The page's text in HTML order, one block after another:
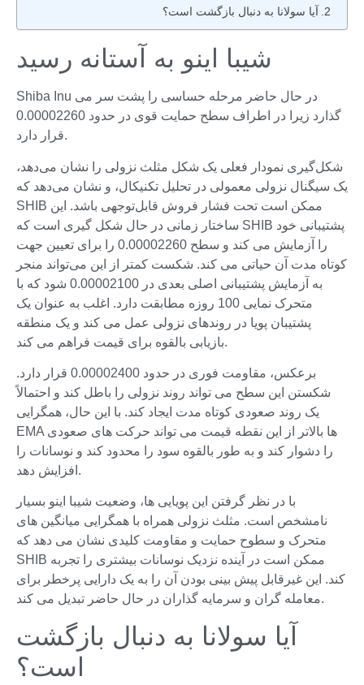
آیا سولانا به دنبال بازگشت است؟
شیبا اینو به آستانه رسید
Shiba Inu در حال حاضر مرحله حساسی را پشت سر می
گذارد زیرا در اطراف سطح حمایت قوی در حدود 0.00002260
قرار دارد.
شکل‌گیری نمودار فعلی یک شکل مثلث نزولی را نشان می‌دهد،
یک سیگنال نزولی معمولی در تحلیل تکنیکال، و نشان می‌دهد که
SHIB ممکن است تحت فشار فروش قابل‌توجهی باشد. این
ساختار زمانی در حال شکل گیری است که SHIB پشتیبانی خود
را آزمایش می کند و سطح 0.00002260 را برای تعیین جهت
کوتاه مدت آن حیاتی می کند. شکست کمتر از این می‌تواند منجر
به آزمایش پشتیبانی اصلی بعدی در 0.00002100 شود که با
متحرک نمایی 100 روزه مطابقت دارد. اغلب به عنوان یک
پشتیبان پویا در روندهای نزولی عمل می کند و یک منطقه
بازیابی بالقوه برای قیمت فراهم می کند.
برعکس، مقاومت فوری در حدود 0.00002400 قرار دارد.
شکستن این سطح می تواند روند نزولی را باطل کند و احتمالاً
یک روند صعودی کوتاه مدت ایجاد کند. با این حال، همگرایی
EMA ها بالاتر از این نقطه قیمت می تواند حرکت های صعودی
را دشوار کند و به طور بالقوه سود را محدود کند و نوسانات را
افزایش دهد.
با در نظر گرفتن این پویایی ها، وضعیت شیبا اینو بسیار
نامشخص است. مثلث نزولی همراه با همگرایی میانگین های
متحرک و سطوح حمایت و مقاومت کلیدی نشان می دهد که
SHIB ممکن است در آینده نزدیک نوسانات بیشتری را تجربه
کند. این غیرقابل پیش بینی بودن آن را به یک دارایی پرخطر برای
معامله گران و سرمایه گذاران در حال حاضر تبدیل می کند.
آیا سولانا به دنبال بازگشت
است؟